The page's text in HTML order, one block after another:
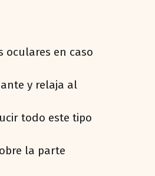
en caso
y relaja al
todo este tipo
la parte